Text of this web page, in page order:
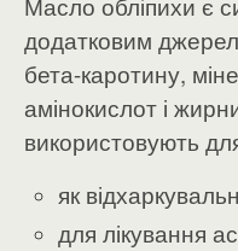
додатковим
бета-каротину,
амінокислот і
використовують
як
для лікування